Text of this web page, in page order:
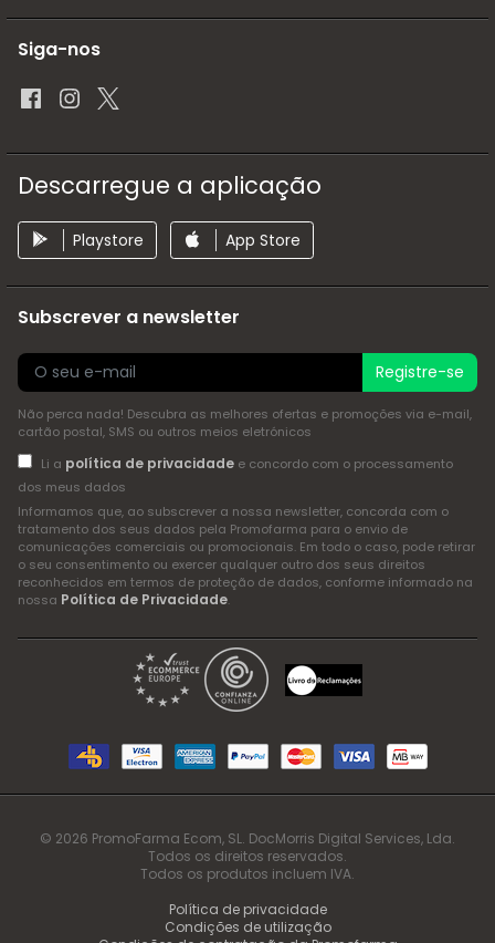
Siga-nos
Descarregue a aplicação
Playstore App Store
Subscrever a newsletter
Registre-se
Não perca nada! Descubra as melhores ofertas e promoções via e-mail,
cartão postal, SMS ou outros meios eletrónicos
Li a política de privacidadee concordo com o processamento
dos meus dados
Informamos que, ao subscrever a nossa newsletter, concorda com o
tratamento dos seus dados pela Promofarma para o envio de
comunicações comerciais ou promocionais. Em todo o caso, pode retirar
o seu consentimento ou exercer qualquer outro dos seus direitos
reconhecidos em termos de proteção de dados, conforme informado na
nossa Política de Privacidade.
© 2026 PromoFarma Ecom, SL. DocMorris Digital Services, Lda.
Todos os direitos reservados.
Todos os produtos incluem IVA.
Política de privacidade
Condições de utilização